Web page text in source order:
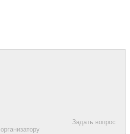
Задать вопрос
организатору